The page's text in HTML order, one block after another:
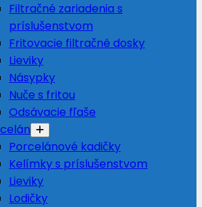
Filtračné zariadenia s
príslušenstvom
Fritovacie filtračné dosky
Lieviky
Násypky
Nuče s fritou
Odsávacie fľaše
Porcelánové kadičky
Kelímky s príslušenstvom
Lieviky
Lodičky